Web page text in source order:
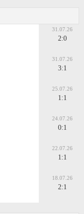
31.07.26
2:0
31.07.26
3:1
25.07.26
1:1
24.07.26
0:1
22.07.26
1:1
18.07.26
2:1